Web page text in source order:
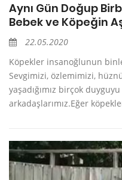
Aynı Gün Doğup
Bebek ve Köpeğin
22.05.2020
Köpekler insanoğlunun
Sevgimizi, özlemimizi,
yaşadığımız birçok
arkadaşlarımız.Eğer